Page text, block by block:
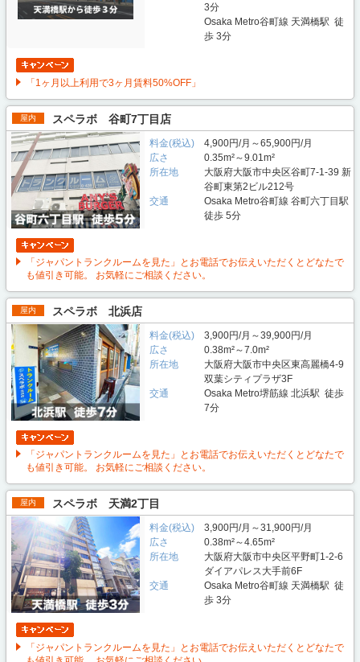
3分
Osaka Metro谷町線 天満橋駅 徒
歩 3分
「1ヶ月以上利用で3ヶ月賃料50%OFF」
屋内 スペラボ 谷町7丁目店
料金(税込)
4,900円/月～65,900円/月
広さ
0.35m²～9.01m²
所在地
大阪府大阪市中央区谷町7-1-39 新
谷町東第2ビル212号
交通
Osaka Metro谷町線 谷町六丁目駅
徒歩 5分
「ジャパントランクルームを見た」とお電話でお伝えいただくとどなたで
も値引き可能。 お気軽にご相談ください。
屋内 スペラボ 北浜店
料金(税込)
3,900円/月～39,900円/月
広さ
0.38m²～7.0m²
所在地
大阪府大阪市中央区東高麗橋4-9
双葉シティプラザ3F
交通
Osaka Metro堺筋線 北浜駅 徒歩
7分
「ジャパントランクルームを見た」とお電話でお伝えいただくとどなたで
も値引き可能。 お気軽にご相談ください。
屋内 スペラボ 天満2丁目
料金(税込)
3,900円/月～31,900円/月
広さ
0.38m²～4.65m²
所在地
大阪府大阪市中央区平野町1-2-6
ダイアパレス大手前6F
交通
Osaka Metro谷町線 天満橋駅 徒
歩 3分
「ジャパントランクルームを見た」とお電話でお伝えいただくとどなたで